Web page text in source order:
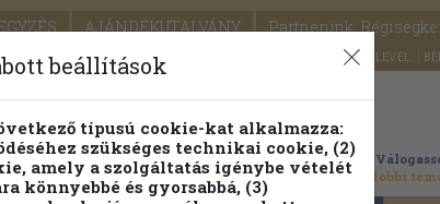
AJÁNDÉKUTALVÁNY Partnerünk:
SEGÍTSÉG HÍRLEVÉL
Részletes kereső Témaköri fa
Hobbi
beállítások
típusú cookie-kat alkalmazza:
szükséges technikai cookie, (2)
amely a szolgáltatás igénybe vételét
könnyebbé és gyorsabbá, (3)